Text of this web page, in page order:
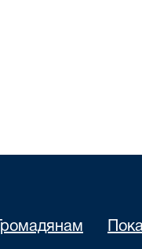
Громадянам